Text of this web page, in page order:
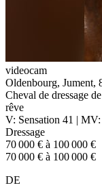
videocam
Oldenbourg, Jument,
Cheval de dressage
rêve
V: Sensation 41 |
Dressage
70 000 € à 100 000 €
70 000 € à 100 000 €
DE